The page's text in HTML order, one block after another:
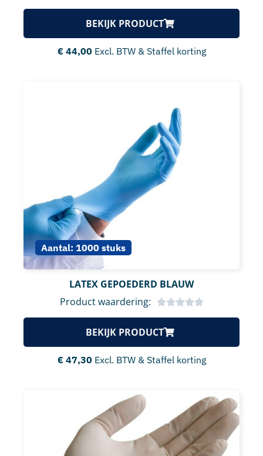
BEKIJK PRODUCT
€44,00 Excl. BTW & Staffel korting
Aantal: 1000 stuks
LATEX GEPOEDERD BLAUW
Product waardering:
BEKIJK PRODUCT
€47,30 Excl. BTW & Staffel korting